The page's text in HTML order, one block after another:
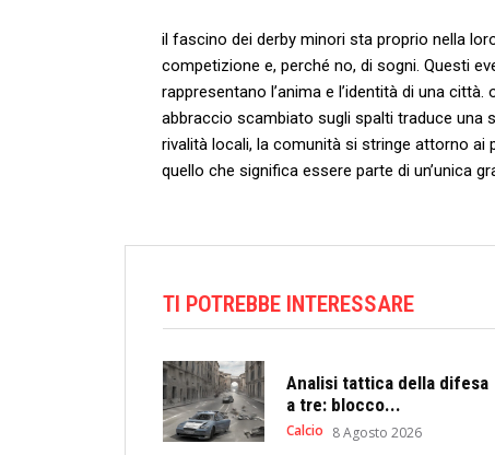
il ‌fascino‌ dei⁢ derby minori sta proprio nella
competizione e, perché ⁢no, di sogni. Questi
‌rappresentano l’anima e l’identità di una
abbraccio ⁢scambiato sugli spalti traduce una
rivalità locali,⁢ la comunità si ⁤stringe attorno ai‌
quello che significa‍ essere parte ⁣di un’unica
TI POTREBBE INTERESSARE
Analisi tattica della difesa
a tre: blocco...
Calcio 8 Agosto 2026